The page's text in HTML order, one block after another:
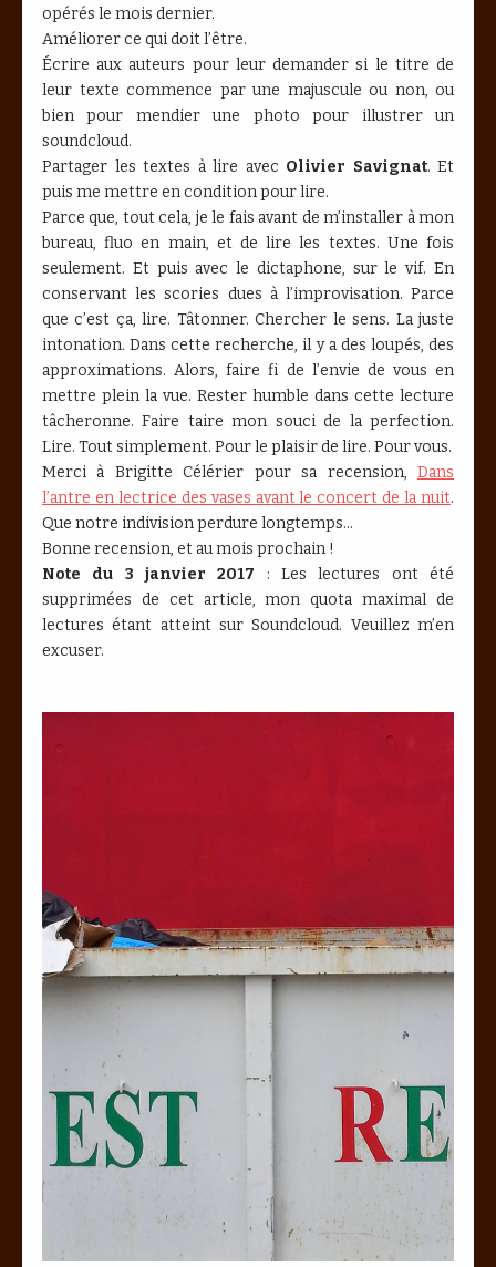
opérés le mois dernier.
Améliorer ce qui doit l’être.
Écrire aux auteurs pour leur demander si le titre de
leur texte commence par une majuscule ou non, ou
bien pour mendier une photo pour illustrer un
soundcloud.
Partager les textes à lire avec Olivier Savignat. Et
puis me mettre en condition pour lire.
Parce que, tout cela, je le fais avant de m’installer à mon
bureau, fluo en main, et de lire les textes. Une fois
seulement. Et puis avec le dictaphone, sur le vif. En
conservant les scories dues à l’improvisation. Parce
que c’est ça, lire. Tâtonner. Chercher le sens. La juste
intonation. Dans cette recherche, il y a des loupés, des
approximations. Alors, faire fi de l’envie de vous en
mettre plein la vue. Rester humble dans cette lecture
tâcheronne. Faire taire mon souci de la perfection.
Lire. Tout simplement. Pour le plaisir de lire. Pour vous.
Merci à Brigitte Célérier pour sa recension, Dans
l’antre en lectrice des vases avant le concert de la nuit.
Que notre indivision perdure longtemps...
Bonne recension, et au mois prochain !
Note du 3 janvier 2017 : Les lectures ont été
supprimées de cet article, mon quota maximal de
lectures étant atteint sur Soundcloud. Veuillez m’en
excuser.